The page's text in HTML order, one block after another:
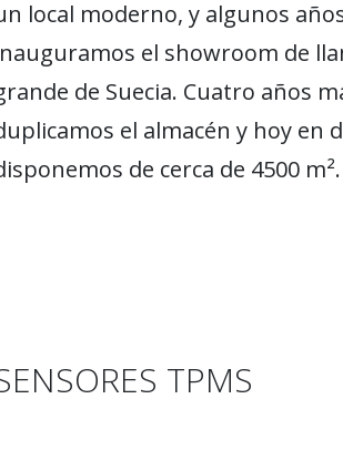
local moderno, y algunos
el showroom de
de Suecia. Cuatro años
el almacén y hoy en
de cerca de 4500 m².
TPMS